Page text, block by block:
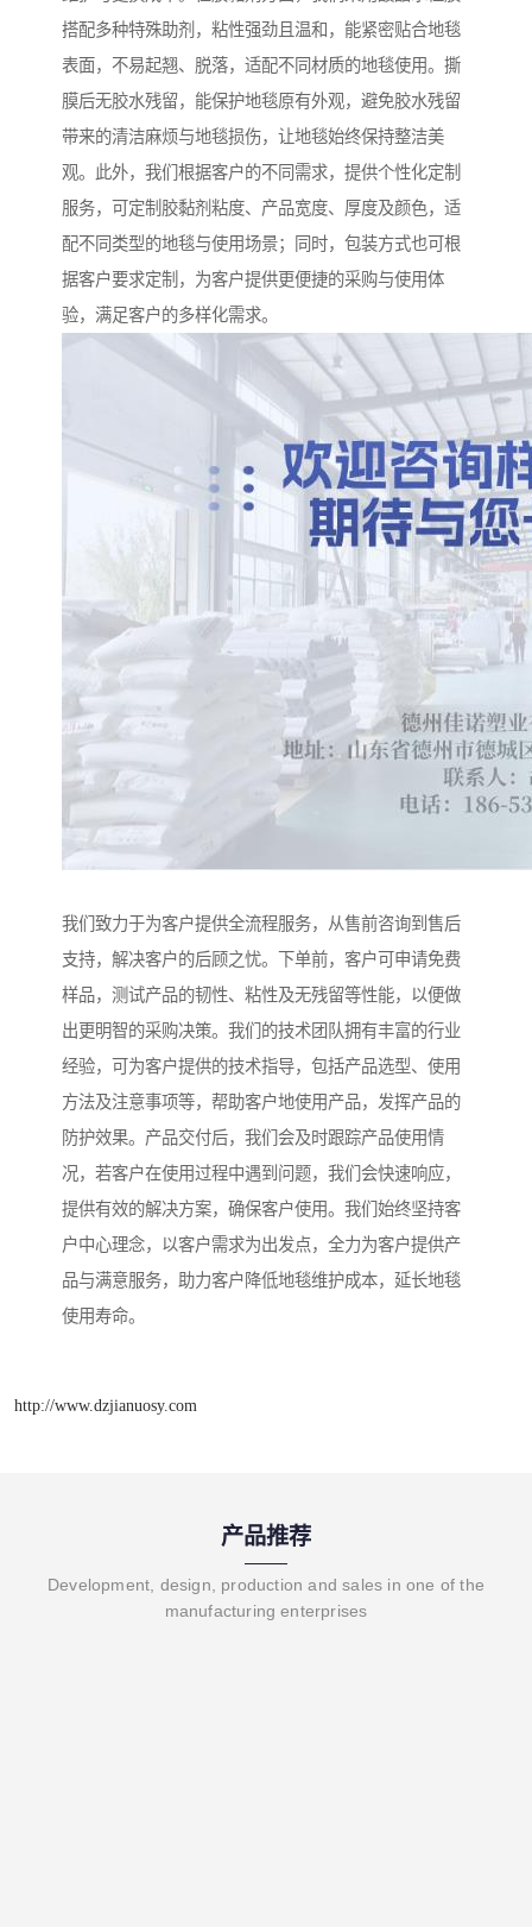
搭配多种特殊助剂，粘性强劲且温和，能紧密贴合地毯
表面，不易起翘、脱落，适配不同材质的地毯使用。撕
膜后无胶水残留，能保护地毯原有外观，避免胶水残留
带来的清洁麻烦与地毯损伤，让地毯始终保持整洁美
观。此外，我们根据客户的不同需求，提供个性化定制
服务，可定制胶黏剂粘度、产品宽度、厚度及颜色，适
配不同类型的地毯与使用场景；同时，包装方式也可根
据客户要求定制，为客户提供更便捷的采购与使用体
验，满足客户的多样化需求。
我们致力于为客户提供全流程服务，从售前咨询到售后
支持，解决客户的后顾之忧。下单前，客户可申请免费
样品，测试产品的韧性、粘性及无残留等性能，以便做
出更明智的采购决策。我们的技术团队拥有丰富的行业
经验，可为客户提供的技术指导，包括产品选型、使用
方法及注意事项等，帮助客户地使用产品，发挥产品的
防护效果。产品交付后，我们会及时跟踪产品使用情
况，若客户在使用过程中遇到问题，我们会快速响应，
提供有效的解决方案，确保客户使用。我们始终坚持客
户中心理念，以客户需求为出发点，全力为客户提供产
品与满意服务，助力客户降低地毯维护成本，延长地毯
使用寿命。
http://www.dzjianuosy.com
产品推荐
Development, design, production and sales in one of the
manufacturing enterprises